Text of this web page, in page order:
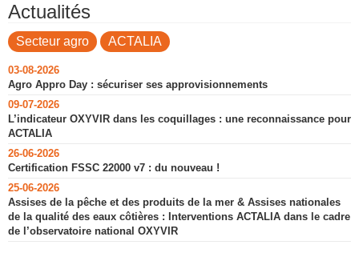
Actualités
Secteur agro ACTALIA
03-08-2026
Agro Appro Day : sécuriser ses approvisionnements
09-07-2026
L’indicateur OXYVIR dans les coquillages : une reconnaissance pour
ACTALIA
26-06-2026
Certification FSSC 22000 v7 : du nouveau !
25-06-2026
Assises de la pêche et des produits de la mer & Assises nationales
de la qualité des eaux côtières : Interventions ACTALIA dans le cadre
de l’observatoire national OXYVIR